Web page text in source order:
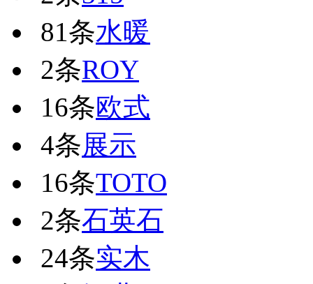
81条水暖
2条ROY
16条欧式
4条展示
16条TOTO
2条石英石
24条实木